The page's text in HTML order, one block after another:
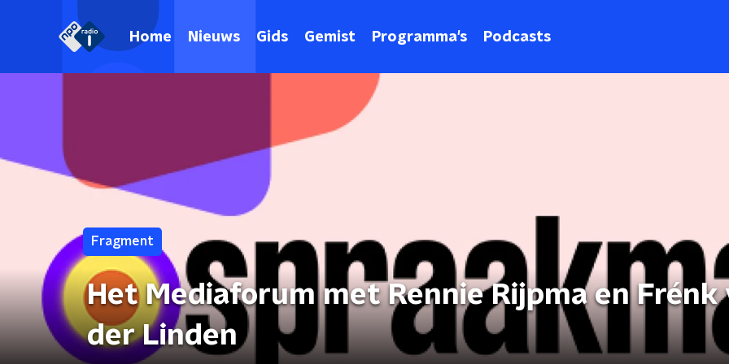
Home Nieuws Gids Gemist Programma's Podcasts
Fragment
Het Mediaforum met Rennie Rijpma en Frénk
der Linden